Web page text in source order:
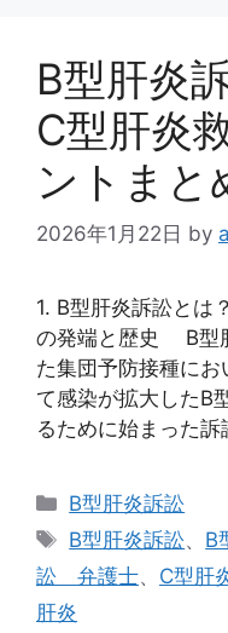
B型肝炎
C型肝炎
ントまと
2026年1月22日 by
1. B型肝炎訴訟とは
の発端と歴史 B型
た集団予防接種に
て感染が拡大したB
るために始まった
カ
テ
リ
ー
B型肝炎訴訟
タ
グ
B型肝炎訴訟、 B
訟 弁護士、 C型肝
肝炎